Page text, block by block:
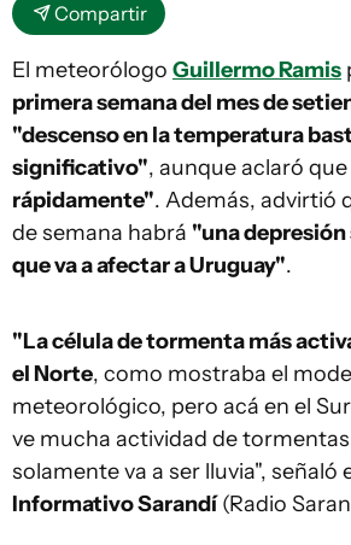
Compartir
El meteorólogo Guillermo Ramis
primera semana del mes de
"descenso en la temperatura
significativo", aunque aclaró que
rápidamente". Además, advirtió
de semana habrá "una depresión
que va a afectar a Uruguay".
"La célula de tormenta más
el Norte, como mostraba el
meteorológico, pero acá en el
ve mucha actividad de
solamente va a ser lluvia", señaló
Informativo Sarandí(Radio